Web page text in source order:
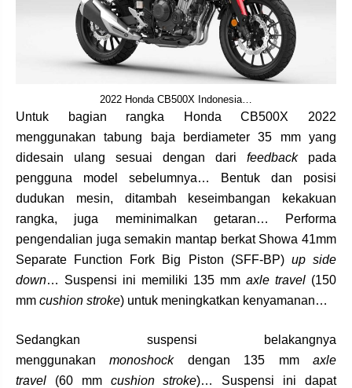
2022 Honda CB500X Indonesia…
Untuk bagian rangka Honda CB500X 2022
menggunakan tabung baja berdiameter 35 mm yang
didesain ulang sesuai dengan dari feedbackpada
pengguna model sebelumnya… Bentuk dan posisi
dudukan mesin, ditambah keseimbangan kekakuan
rangka, juga meminimalkan getaran… Performa
pengendalian juga semakin mantap berkat Showa 41mm
Separate Function Fork Big Piston (SFF-BP) up side
down… Suspensi ini memiliki 135 mm axle travel (150
mm cushion stroke) untuk meningkatkan kenyamanan…
Sedangkan suspensi belakangnya
menggunakanmonoshockdengan 135 mmaxle
travel (60 mm cushion stroke)… Suspensi ini dapat